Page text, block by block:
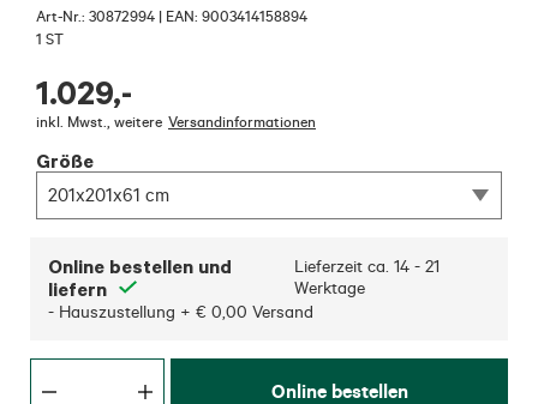
Art-Nr.: 30872994 | EAN: 9003414158894
1 ST
1.029,-
inkl. Mwst. weitere Versandinformationen
Größe
201x201x61 cm
Online bestellen und
liefern
Lieferzeit ca. 14 - 21
Werktage
- Hauszustellung + € 0,00 Versand
Online bestellen